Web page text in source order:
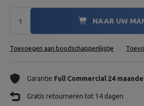
NAAR UW
Toevoegen aan boodschappenlijstje
Garantie Full Commercial 24
Gratis retourneren tot 14 dagen